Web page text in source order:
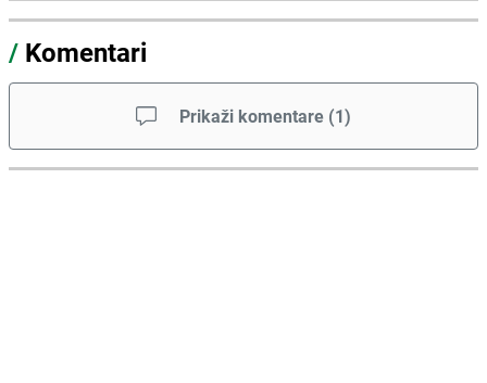
/ Komentari
Prikaži komentare (1)